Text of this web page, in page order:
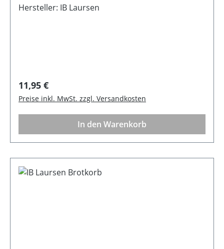
Hersteller: IB Laursen
Regulärer Preis:
11,95 €
Preise inkl. MwSt. zzgl. Versandkosten
In den Warenkorb